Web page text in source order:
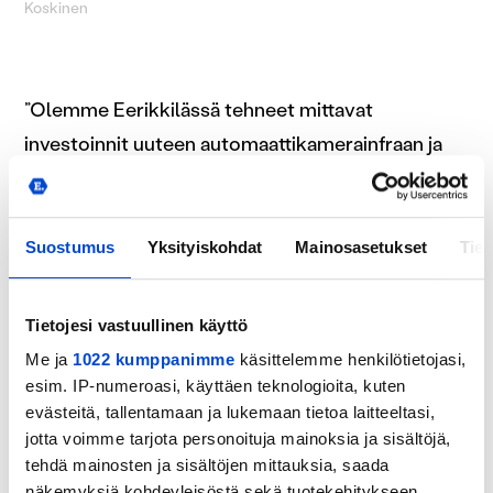
Suostumus Yksityiskohdat Mainosasetukset
Tietojesi vastuullinen käyttö
Me ja 1022 kumppanimme käsittelemme henkilötietojasi,
esim. IP-numeroasi, käyttäen teknologioita, kuten
evästeitä, tallentamaan ja lukemaan tietoa laitteeltasi,
jotta voimme tarjota personoituja mainoksia ja sisältöjä,
tehdä mainosten ja sisältöjen mittauksia, saada
Koskinen
”Olemme Eerikkilässä tehneet mittavat
investoinnit uuteen automaattikamerainfraan ja
on mahtavaa, että Maajoukkuetien ja muiden
turnausten ottelut saadaan nyt SalibandyTV:n
kautta kaikkien katsottaviksi. Investoinnin
taustalla on tärkein strateginen tehtävämme:
luoda kasvavaa arvoa ydinasiakkaillemme eli
jalkapallo-, futsal- ja salibandy-yhteisöille.
Automaattikameroiden mahdollistamat
loppukuluttaja- ja analytiikkapalvelut ovat osa
tätä toimintaa”, Eerikkilän tuotejohtajaTommi
Aaltonenkommentoi.